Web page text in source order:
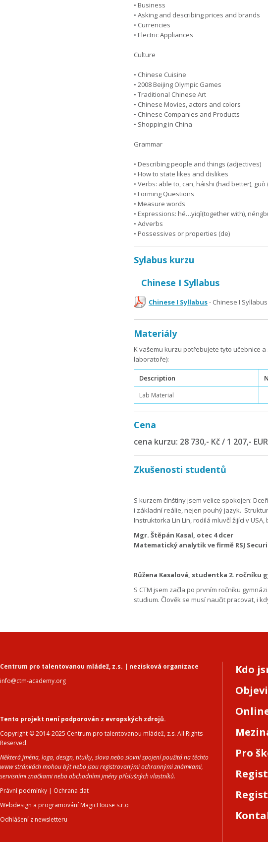
• Business
• Asking and describing prices and brands
• Currencies
• Electric Appliances
Culture
• Chinese Cuisine
• 2008 Beijing Olympic Games
• Traditional Chinese Art
• Chinese Movies, actors and colors
• Chinese Companies and Products
• Shopping in China
Grammar
• Describing people and things (adjectives)
• How to state likes and dislikes
• Verbs: able to, can, háishi (had better),
• Forming Questions
• Measure words
• Expressions: hé…yiqĭ(together with),
• Adverbs
• Possessives or properties (de)
Sylabus kurzu
Chinese I Syllabus
Chinese I Syllabus- Chinese I Syllabus
Materiály
K vašemu kurzu potřebujete tyto učebnice
laboratoře):
Description
Lab Material
Cena
cena kurzu: 28 730,- Kč / 1 207,- EUR
Zkušenosti studentů
S kurzem čínštiny jsem velice spokojen:
i základní reálie, nejen pouhý jazyk.
Instruktorka Lin Lin, rodilá mluvčí žijící v
Mgr. Štěpán Kasal, otec 4 dcer
Matematický analytik ve firmě RSJ
Růžena Kasalová, studentka 2. ročníku
S CTM jsem začla po prvním ročníku
studium. Člověk se musí naučit pracovat, i
Centrum pro talentovanou mládež, z.s. | nezisková organizace
info@ctm-academy.org
Tento projekt není podporován z evropských zdrojů.
Copyright © 2014-2025 Centrum pro talentovanou mládež, z.s. All Rights
Reserved.
Některá jména, loga, design, titulky, slova nebo slovní spojení použitá na těchto
www stránkách mohou být nebo jsou registrovanými ochrannými známkami,
servisními značkami nebo obchodními jmény příslušných vlastníků.
Právní podmínky | Ochrana dat
Webdesign a programování MagicHouse s.r.o
Odhlášení z newsletteru
Kdo
Pro